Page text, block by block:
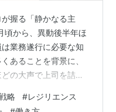
握る「静かなる主
から、異動後半年ほ
業務遂行に必要な知
あることを背景に、
の大声で上司を詰問
元→ news.yahoo.co.jp
略 #レジリエンス